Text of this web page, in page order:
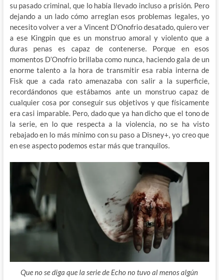
su pasado criminal, que lo había llevado incluso a prisión. Pero
dejando a un lado cómo arreglan esos problemas legales, yo
necesito volver a ver a Vincent D’Onofrio desatado, quiero ver
a ese Kingpin que es un monstruo amoral y violento que a
duras penas es capaz de contenerse. Porque en esos
momentos D’Onofrio brillaba como nunca, haciendo gala de un
enorme talento a la hora de transmitir esa rabia interna de
Fisk que a cada rato amenazaba con salir a la superficie,
recordándonos que estábamos ante un monstruo capaz de
cualquier cosa por conseguir sus objetivos y que físicamente
era casi imparable. Pero, dado que ya han dicho que el tono de
la serie, en lo que respecta a la violencia, no se ha visto
rebajado en lo más mínimo con su paso a Disney+, yo creo que
en ese aspecto podemos estar más que tranquilos.
Que no se diga que la serie de Echo no tuvo al menos algún